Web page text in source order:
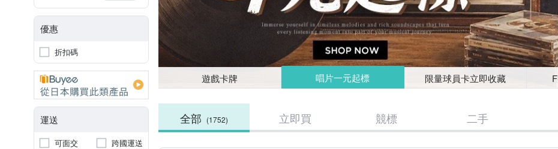
優惠
折扣碼
運送
可面交 跨國運送
遊戲卡牌 唱片一元起標 限量球員卡立即收藏
全部 (1752) 立即買 競標 二手